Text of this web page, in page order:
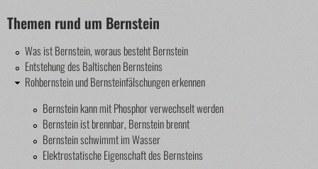
Themen rund um Bernstein
Was ist Bernstein, woraus besteht Bernstein
Entstehung des Baltischen Bernsteins
Rohbernstein und Bernsteinfälschungen erkennen
Bernstein kann mit Phosphor verwechselt werden
Bernstein ist brennbar, Bernstein brennt
Bernstein schwimmt im Wasser
Elektrostatische Eigenschaft des Bernsteins